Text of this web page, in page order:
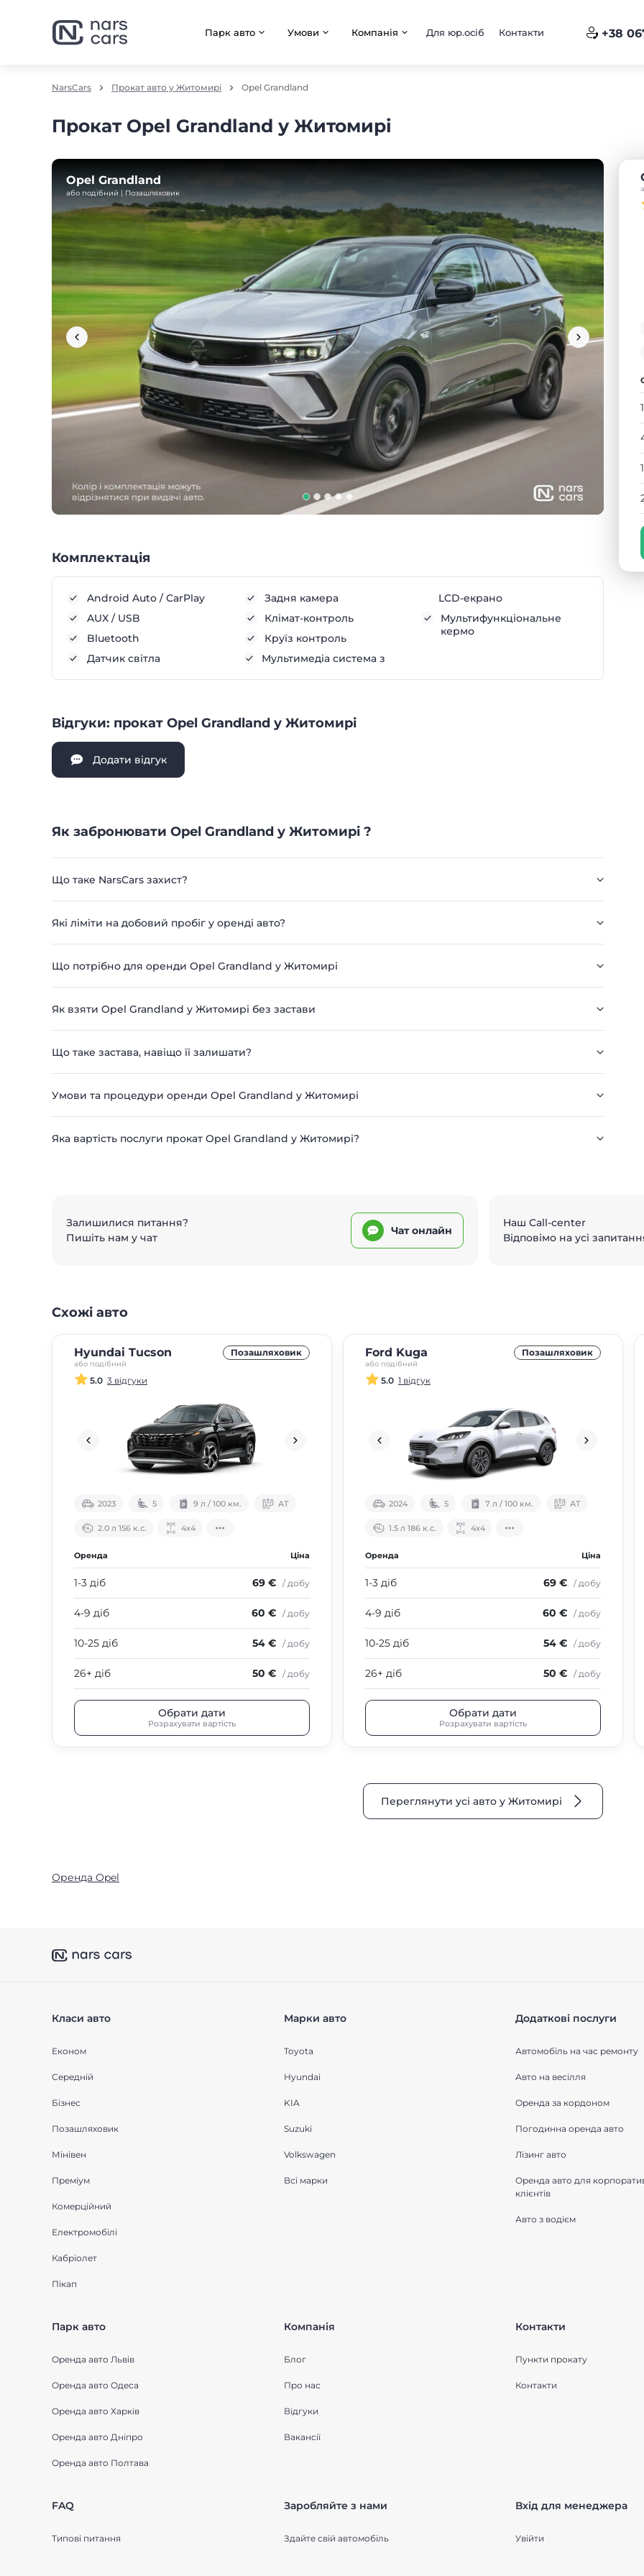
Парк авто Умови Компанія Для юр.осіб Контакти +38
NarsCars Прокат авто у Житомирі Opel Grandland
Прокат Opel Grandland у Житомирі
Opel Grandland
або подібний | Позашляховик
Комплектація
Android Auto / CarPlay
AUX / USB
Bluetooth
Датчик світла
Задня камера
Клімат-контроль
Круїз контроль
Мультимедіа система з
LCD-екрано
Мультифункціональне
кермо
Відгуки: прокат Opel Grandland у Житомирі
Додати відгук
Як забронювати Opel Grandland у Житомирі ?
Що таке NarsCars захист?
Які ліміти на добовий пробіг у оренді авто?
Що потрібно для оренди Opel Grandland у Житомирі
Як взяти Opel Grandland у Житомирі без застави
Що таке застава, навіщо її залишати?
Умови та процедури оренди Opel Grandland у Житомирі
Яка вартість послуги прокат Opel Grandland у Житомирі?
Залишилися питання?
Пишіть нам у чат
Чат онлайн
Наш Call-center
Відповімо на усі
Схожі авто
Hyundai Tucson
або подібний
Позашляховик
5.0 3 відгуки
2023 5 9 л / 100 км. АТ
2.0 л 156 к.с. 4х4
Оренда Ціна
1-3 діб 69 € / добу
4-9 діб 60 € / добу
10-25 діб 54 € / добу
26+ діб 50 € / добу
Обрати дати
Розрахувати вартість
Ford Kuga
або подібний
Позашляховик
5.0 1 відгук
2024 5 7 л / 100 км. АТ
1.5 л 186 к.с. 4х4
Оренда Ціна
1-3 діб 69 € / добу
4-9 діб 60 € / добу
10-25 діб 54 € / добу
26+ діб 50 € / добу
Обрати дати
Розрахувати вартість
Переглянути усі авто у Житомирі
Оренда Opel
Класи авто
Економ
Середнiй
Бізнес
Позашляховик
Мінівен
Преміум
Комерційний
Електромобілі
Кабріолет
Пікап
Марки авто
Toyota
Hyundai
KIA
Suzuki
Volkswagen
Всі марки
Додаткові послуги
Автомобіль на час ремонту
Авто на весілля
Оренда за кордоном
Погодинна оренда авто
Лізинг авто
Оренда авто для
клієнтів
Авто з водієм
Парк авто
Оренда авто Львів
Оренда авто Одеса
Оренда авто Харків
Оренда авто Дніпро
Оренда авто Полтава
Компанія
Блог
Про нас
Відгуки
Вакансії
Контакти
Пункти прокату
Контакти
FAQ
Типові питання
Заробляйте з нами
Здайте свій автомобіль
Вхід для менеджера
Увійти